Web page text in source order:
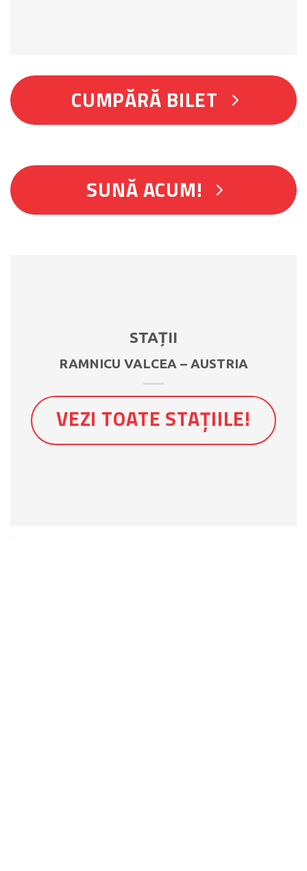
CUMPĂRĂ BILET
SUNĂ ACUM!
STAȚII
RAMNICU VALCEA – AUSTRIA
VEZI TOATE STAȚIILE!